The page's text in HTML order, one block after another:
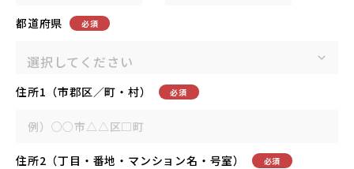
都道府県 必須
住所1（市郡区／町・村） 必須
住所2（丁目・番地・マンション名・号室） 必須